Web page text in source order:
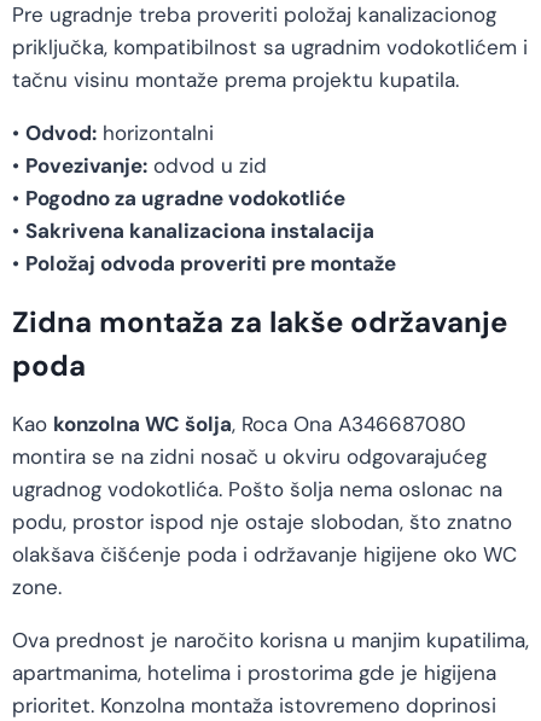
Pre ugradnje treba proveriti položaj kanalizacionog
priključka, kompatibilnost sa ugradnim vodokotlićem i
tačnu visinu montaže prema projektu kupatila.
• Odvod: horizontalni
• Povezivanje: odvod u zid
• Pogodno za ugradne vodokotliće
• Sakrivena kanalizaciona instalacija
• Položaj odvoda proveriti pre montaže
Zidna montaža za lakše održavanje
poda
Kao konzolna WC šolja, Roca Ona A346687080
montira se na zidni nosač u okviru odgovarajućeg
ugradnog vodokotlića. Pošto šolja nema oslonac na
podu, prostor ispod nje ostaje slobodan, što znatno
olakšava čišćenje poda i održavanje higijene oko WC
zone.
Ova prednost je naročito korisna u manjim kupatilima,
apartmanima, hotelima i prostorima gde je higijena
prioritet. Konzolna montaža istovremeno doprinosi